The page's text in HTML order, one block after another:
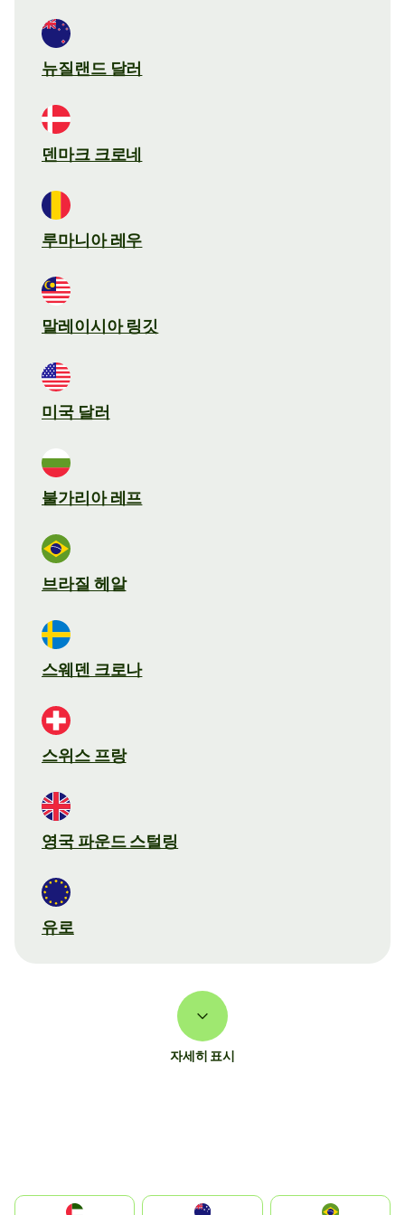
뉴질랜드 달러
덴마크 크로네
루마니아 레우
말레이시아 링깃
미국 달러
불가리아 레프
브라질 헤알
스웨덴 크로나
스위스 프랑
영국 파운드 스털링
유로
자세히 표시